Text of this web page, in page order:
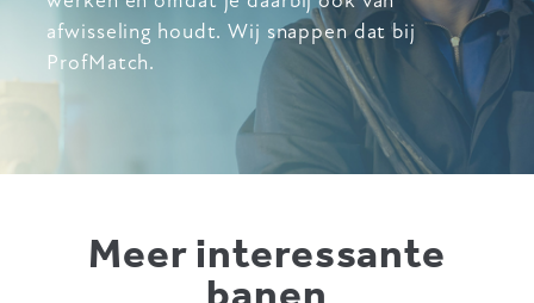
afwisseling houdt. Wij snappen dat bij
ProfMatch.
Meer interessante